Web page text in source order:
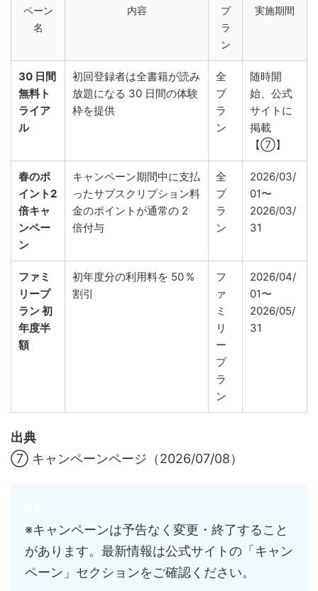
ペーン
名
内容
プ
ラ
ン
実施期間
30 日間
無料ト
ライア
ル
初回登録者は全書籍が読み
放題になる 30 日間の体験
枠を提供
全
プ
ラ
ン
随時開
始、公式
サイトに
掲載
【⑦】
春のポ
イント2
倍キャ
ンペー
ン
キャンペーン期間中に支払
ったサブスクリプション料
金のポイントが通常の 2
倍付与
全
プ
ラ
ン
2026/03/
01〜
2026/03/
31
ファミ
リープ
ラン 初
年度半
額
初年度分の利用料を 50 %
割引
フ
ァ
ミ
リ
ー
プ
ラ
ン
2026/04/
01〜
2026/05/
31
出典
⑦ キャンペーンページ（2026/07/08）
※キャンペーンは予告なく変更・終了すること
があります。最新情報は公式サイトの「キャン
ペーン」セクションをご確認ください。